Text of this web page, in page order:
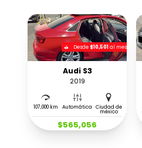
Desde$10,501al mes
Audi S3
2019
107,000 km Automática Ciudad de
méxico
$565,056